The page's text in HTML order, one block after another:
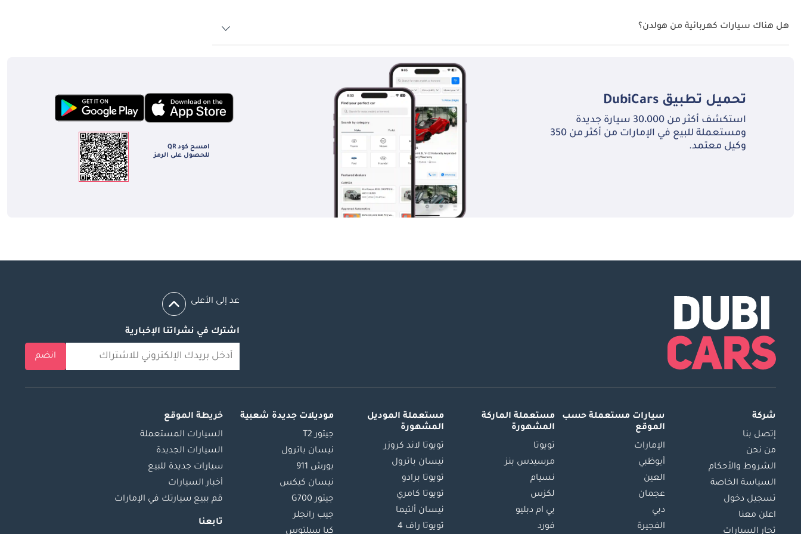
هل هناك سيارات كهربائية من هولدن؟
لا، هولدن لا تقدم أي سيارات كهربائية في الإمارات العربية المتحدة.
تحميل تطبيق DubiCars
استكشف أكثر من 30،000 سيارة جديدة
ومستعملة للبيع في الإمارات من أكثر من 350
وكيل معتمد.
امسح كود QR
للحصول على الرمز
عد إلى الأعلى
اشترك في نشراتنا الإخبارية
انضم
شركة
إتصل بنا
من نحن
الشروط والأحكام
السياسة الخاصة
تسجيل دخول
اعلن معنا
تجار السيارات
سيارات مستعملة حسب
الموقع
الإمارات
أبوظبي
العين
عجمان
دبي
الفجيرة
مستعملة الماركة
المشهورة
تويوتا
مرسيدس بنز
نسيام
لكزس
بي ام دبليو
فورد
مستعملة الموديل
المشهورة
تويوتا لاند كروزر
نيسان باترول
تويوتا برادو
تويوتا كامري
نيسان ألتيما
تويوتا راف 4
موديلات جديدة شعبية
جيتور T2
نيسان باترول
بورش 911
نيسان كيكس
جيتور G700
جيب رانجلر
كيا سيلتوس
خريطة الموقع
السيارات المستعملة
السيارات الجديدة
سيارات جديدة للبيع
أخبار السيارات
قم ببيع سيارتك في الإمارات
تابعنا